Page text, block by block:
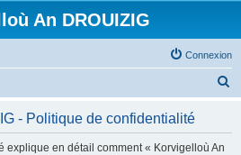
An DROUIZIG
Connexion
- Politique de confidentialité
explique en détail comment « Korvigelloù An